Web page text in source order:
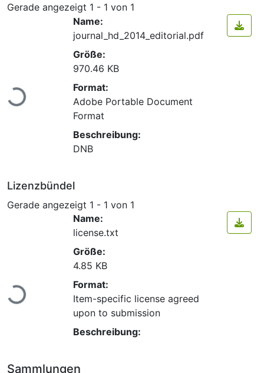
Gerade angezeigt 1 - 1 von 1
Lade...
Name:
journal_hd_2014_editorial.pdf
Größe:
970.46 KB
Format:
Adobe Portable Document
Format
Beschreibung:
DNB
Lizenzbündel
Gerade angezeigt 1 - 1 von 1
Lade...
Name:
license.txt
Größe:
4.85 KB
Format:
Item-specific license agreed
upon to submission
Beschreibung:
Sammlungen